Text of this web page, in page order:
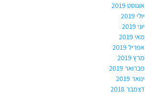
אוגוסט 2019
יולי 2019
יוני 2019
מאי 2019
אפריל 2019
מרץ 2019
פברואר 2019
ינואר 2019
דצמבר 2018